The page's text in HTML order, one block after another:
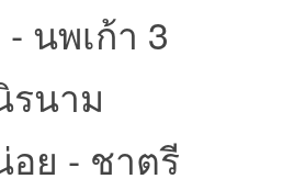
นพเก้า 3
รนาม
ย - ชาตรี